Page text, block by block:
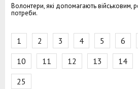
Волонтери, які допомагають військовим,
потреби.
1 2 3 4 5 6
10
11 12 13 14
25